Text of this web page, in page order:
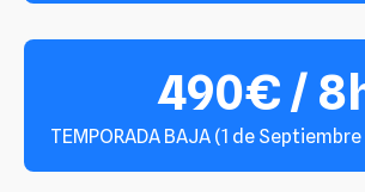
490€ /
TEMPORADA BAJA (1 de